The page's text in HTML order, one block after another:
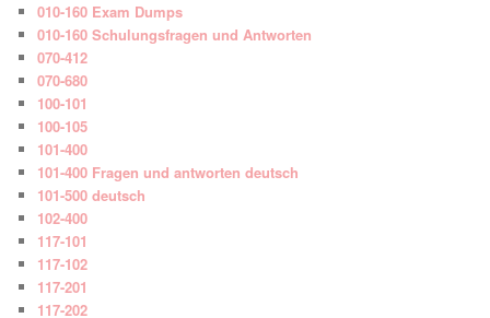
010-160 Exam Dumps
010-160 Schulungsfragen und Antworten
070-412
070-680
100-101
100-105
101-400
101-400 Fragen und antworten deutsch
101-500 deutsch
102-400
117-101
117-102
117-201
117-202